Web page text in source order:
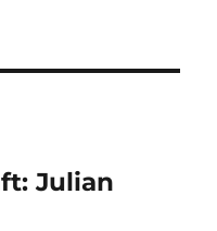
Julian